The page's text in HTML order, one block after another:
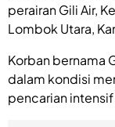
perairan Gili Air,
Lombok Utara,
Korban bernama
dalam kondisi
pencarian